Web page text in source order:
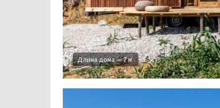
Длина дома — 7 м.